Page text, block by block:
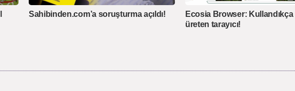
Sahibinden.com’a soruşturma açıldı!
Ecosia Browser: Kullandıkça
üreten tarayıcı!